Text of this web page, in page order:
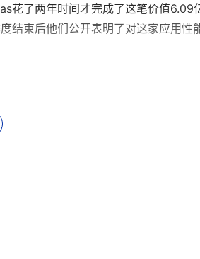
花了两年时间才完成了这笔价值6.09
结束后他们公开表明了对这家应用性
的产品能作为自己光纤卡（HBAs）
数量庞大的OEM渠道。
Data OnTap操作系统的局限。NetApp
务。